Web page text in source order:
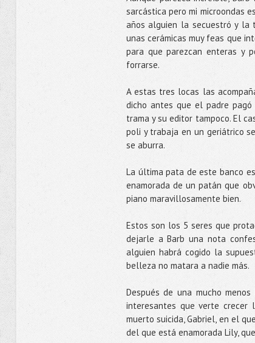
sarcástica pero mi microondas
años alguien la secuestró y la
unas cerámicas muy feas que
para que parezcan enteras y
forrarse.
A estas tres locas las
dicho antes que el padre
trama y su editor tampoco. El
poli y trabaja en un geriátrico
se aburra.
La última pata de este banco
enamorada de un patán que
piano maravillosamente bien.
Estos son los 5 seres que
dejarle a Barb una nota
alguien habrá cogido la
belleza no matara a nadie más.
Después de una mucho
interesantes que verte crecer
muerto suicida, Gabriel, en el
del que está enamorada Lily,